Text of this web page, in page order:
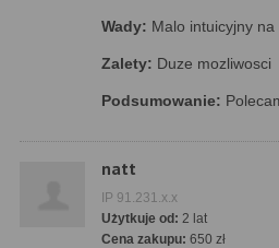
Wady: Malo intuicyjny
Zalety: Duze mozliwosci
Podsumowanie:
natt
IP 91.231.x.x
Użytkuje od: 2 lat
Cena zakupu: 650 zł